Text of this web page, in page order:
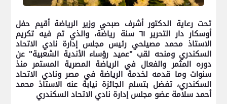
تحت رعاية الدكتور أشرف صبحي وزير الرياضة أقيم حفل
أوسكار دار التحرير ٦١ سنة رياضة، والذي تم فيه تكريم
الاستاذ محمد مصيلحي رئيس مجلس إدارة نادي الاتحاد
السكندري ومنحه لقب "عميد رؤساء الأندية الشعبية" عن
دوره المثمر والفعال في الرياضة المصرية المستمر منذ
سنوات وما قدمه لخدمة الرياضة في مصر ونادي الاتحاد
السكندري، تفضل بتسلم الجائزة نيابة عنه الاستاذ محمد
أحمد سلامة عضو مجلس إدارة نادي الاتحاد السكندري